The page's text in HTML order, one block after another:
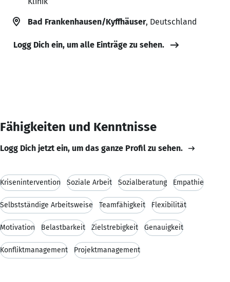
Bad Frankenhausen/Kyffhäuser, Deutschland
Logg Dich ein, um alle Einträge zu sehen.
Fähigkeiten und Kenntnisse
Logg Dich jetzt ein, um das ganze Profil zu sehen.
Krisenintervention Soziale Arbeit Sozialberatung Empathie
Selbstständige Arbeitsweise Teamfähigkeit Flexibilität
Motivation Belastbarkeit Zielstrebigkeit Genauigkeit
Konfliktmanagement Projektmanagement